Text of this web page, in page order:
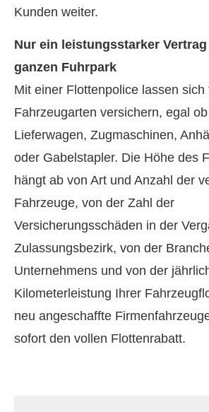
Kunden weiter.
Nur ein leistungsstarker
ganzen Fuhrpark
Mit einer Flottenpolice lassen sich
Fahrzeugarten ver­sichern, egal
Lieferwagen, Zugmaschinen,
oder Gabelstapler. Die Höhe des
hängt ab von Art und Anzahl der
Fahrzeuge, von der Zahl der
Versicherungsschäden in der
Zulassungsbezirk, von der
Unternehmens und von der
Kilometerleistung Ihrer
neu angeschaffte
sofort den vollen Flottenrabatt.